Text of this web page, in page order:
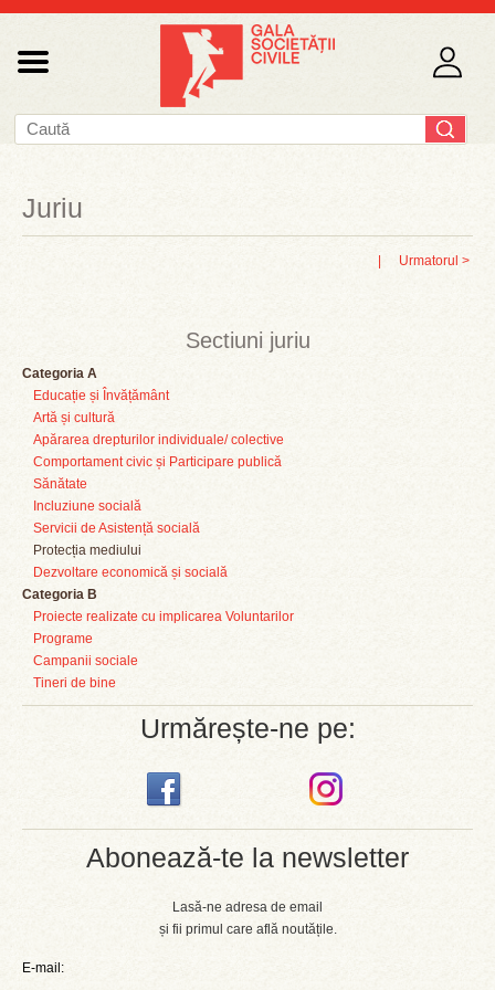
Sectiuni juriu
Categoria A
Educație și Învățământ
Artă și cultură
Apărarea drepturilor individuale/ colective
Comportament civic și Participare publică
Sănătate
Incluziune socială
Servicii de Asistență socială
Protecția mediului
Dezvoltare economică și socială
Categoria B
Proiecte realizate cu implicarea Voluntarilor
Programe
Campanii sociale
Tineri de bine
Urmărește-ne pe:
Abonează-te la newsletter
Lasă-ne adresa de email
și fii primul care află noutățile.
E-mail:
Juriu
Urmatorul >